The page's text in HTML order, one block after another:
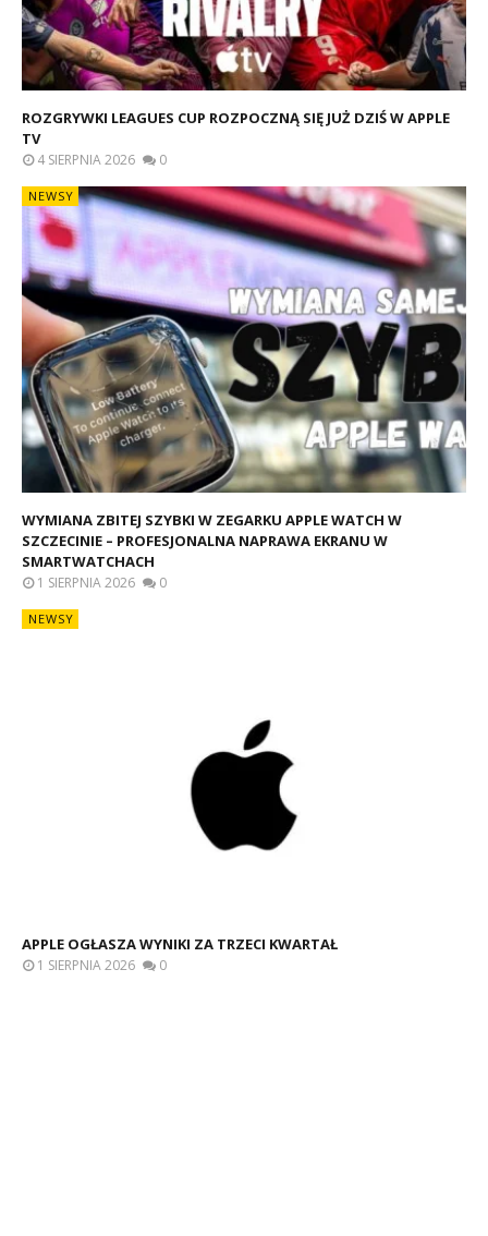
ROZGRYWKI LEAGUES CUP ROZPOCZNĄ SIĘ JUŻ DZIŚ W APPLE
TV
4 SIERPNIA 2026 0
NEWSY
WYMIANA ZBITEJ SZYBKI W ZEGARKU APPLE WATCH W
SZCZECINIE – PROFESJONALNA NAPRAWA EKRANU W
SMARTWATCHACH
1 SIERPNIA 2026 0
NEWSY
APPLE OGŁASZA WYNIKI ZA TRZECI KWARTAŁ
1 SIERPNIA 2026 0